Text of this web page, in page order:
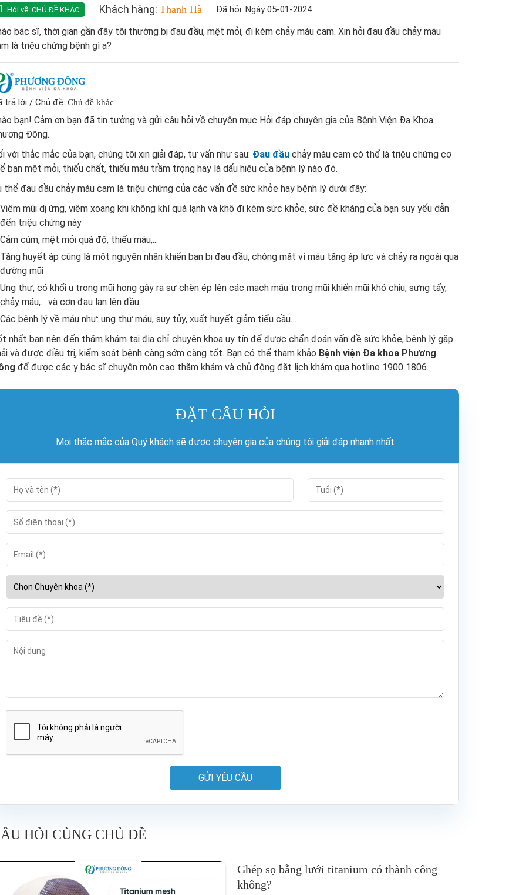
Hỏi về:CHỦ ĐỀ KHÁC Khách hàng: Thanh Hà Đã hỏi: Ngày 05-01-2024
bác sĩ, thời gian gần đây tôi thường bị đau đầu, mệt mỏi, đi kèm chảy máu cam. Xin hỏi đau đầu chảy máu
là triệu chứng bệnh gì ạ?
trả lời / Chủ đề:Chủ đề khác
bạn! Cảm ơn bạn đã tin tưởng và gửi câu hỏi về chuyên mục Hỏi đáp chuyên gia của Bệnh Viện Đa Khoa
Đông.
với thắc mắc của bạn, chúng tôi xin giải đáp, tư vấn như sau: Đau đầu chảy máu cam có thể là triệu chứng cơ
bạn mệt mỏi, thiếu chất, thiếu máu trầm trọng hay là dấu hiệu của bệnh lý nào đó.
thể đau đầu chảy máu cam là triệu chứng của các vấn đề sức khỏe hay bệnh lý dưới đây:
Viêm mũi dị ứng, viêm xoang khi không khí quá lạnh và khô đi kèm sức khỏe, sức đề kháng của bạn suy yếu dẫn
đến triệu chứng này
Cảm cúm, mệt mỏi quá độ, thiếu máu,...
Tăng huyết áp cũng là một nguyên nhân khiến bạn bị đau đầu, chóng mặt vì máu tăng áp lực và chảy ra ngoài qua
đường mũi
Ung thư, có khối u trong mũi họng gây ra sự chèn ép lên các mạch máu trong mũi khiến mũi khó chịu, sưng tấy,
chảy máu,... và cơn đau lan lên đầu
Các bệnh lý về máu như: ung thư máu, suy tủy, xuất huyết giảm tiểu cầu…
nhất bạn nên đến thăm khám tại địa chỉ chuyên khoa uy tín để được chẩn đoán vấn đề sức khỏe, bệnh lý gặp
và được điều trị, kiểm soát bệnh càng sớm càng tốt. Bạn có thể tham khảo Bệnh viện Đa khoa Phương
để được các y bác sĩ chuyên môn cao thăm khám và chủ động đặt lịch khám qua hotline 1900 1806.
ĐẶT CÂU HỎI
Mọi thắc mắc của Quý khách sẽ được chuyên gia của chúng tôi giải đáp nhanh nhất
GỬI YÊU CẦU
HỎI CÙNG CHỦ ĐỀ
Ghép sọ bằng lưới titanium có thành công
không?